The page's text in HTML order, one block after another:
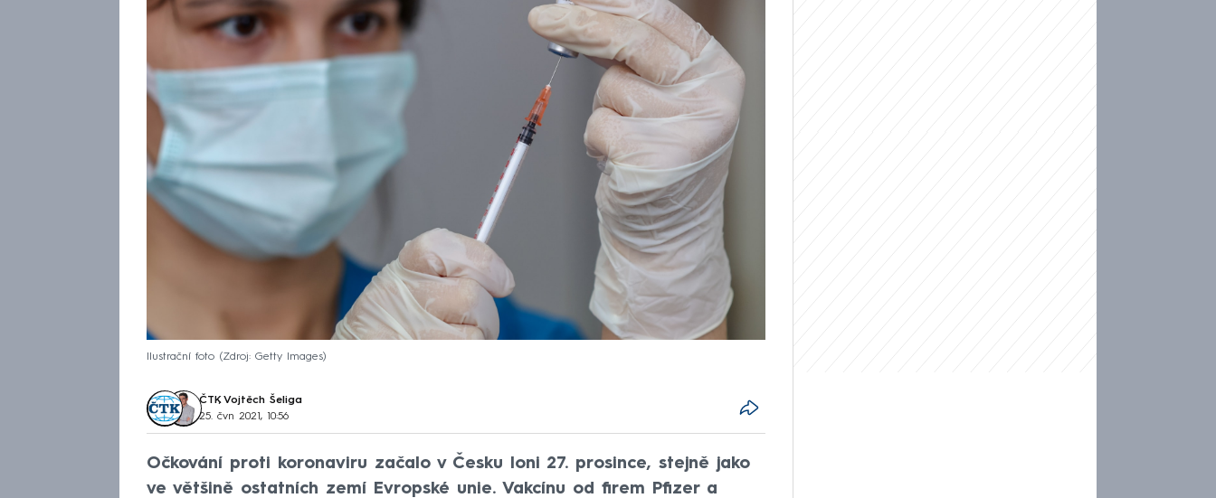
Ilustrační foto Zdroj: Getty Images
ČTK, Vojtěch Šeliga
25. čvn 2021, 10:56
Očkování proti koronaviru začalo v Česku loni 27. prosince, stejně jako
ve většině ostatních zemí Evropské unie. Vakcínu od firem Pfizer a